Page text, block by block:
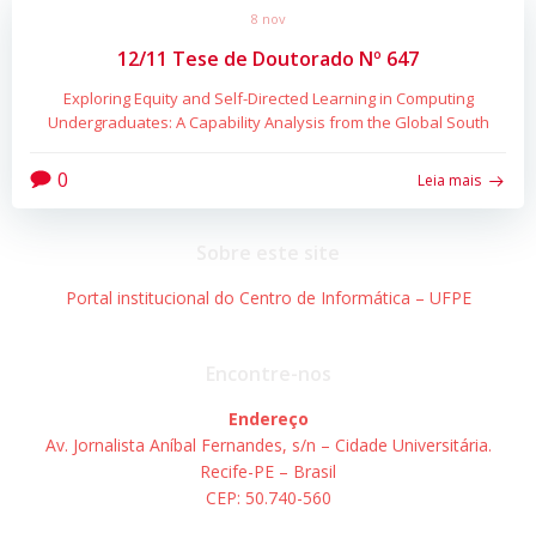
8 nov
12/11 Tese de Doutorado Nº 647
Exploring Equity and Self-Directed Learning in Computing
Undergraduates: A Capability Analysis from the Global South
0 Leia mais
Portal institucional do Centro de Informática – UFPE
Endereço
Av. Jornalista Aníbal Fernandes, s/n – Cidade Universitária.
Recife-PE – Brasil
CEP: 50.740-560